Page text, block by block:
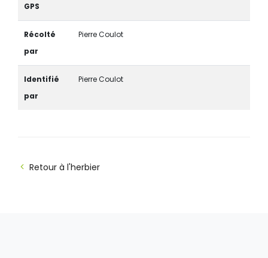
GPS
Récolté
par
Pierre Coulot
Identifié
par
Pierre Coulot
Retour à l'herbier